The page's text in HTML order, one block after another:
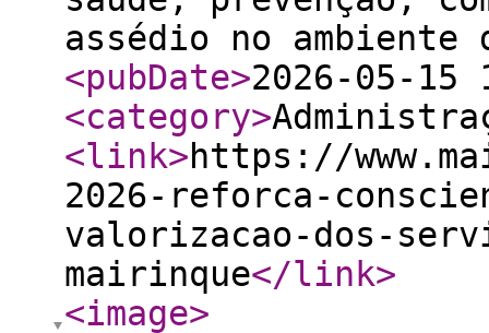
assédio no ambiente
<pubDate>2026-05-15
<category>
<link>https://
2026-reforca-
valorizacao-dos-
mairinque</link>
<image>